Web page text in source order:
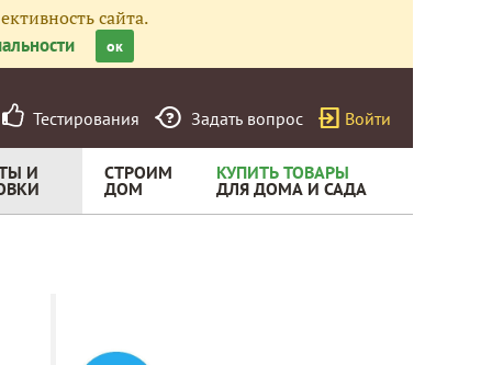
сайта.
ок
Тестирования Задать вопрос Войти
И СТРОИМ
ДОМ
КУПИТЬ ТОВАРЫ
ДЛЯ ДОМА И САДА